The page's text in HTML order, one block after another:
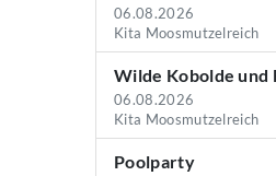
06.08.2026
Kita Moosmutzelreich
Wilde Kobolde und
06.08.2026
Kita Moosmutzelreich
Poolparty